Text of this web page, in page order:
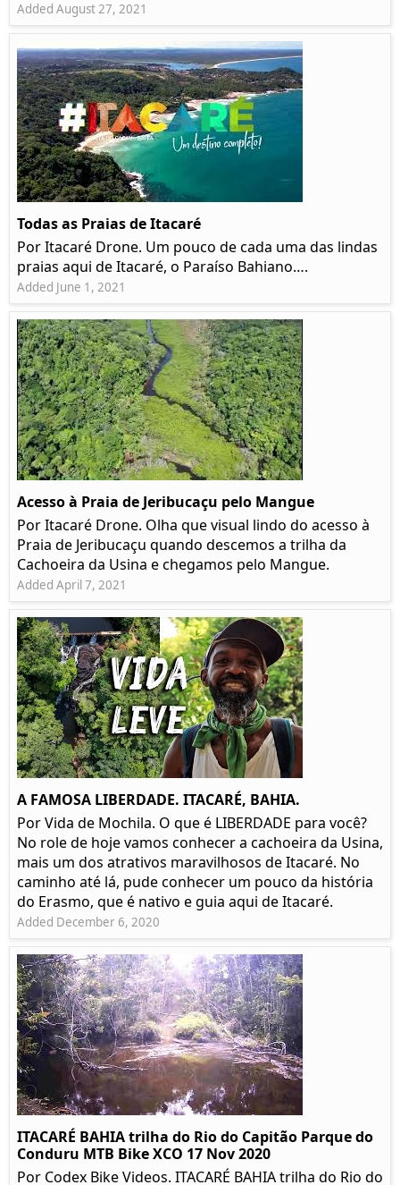
Added August 27, 2021
Todas as Praias de Itacaré
Por Itacaré Drone. Um pouco de cada uma das lindas
praias aqui de Itacaré, o Paraíso Bahiano….
Added June 1, 2021
Acesso à Praia de Jeribucaçu pelo Mangue
Por Itacaré Drone. Olha que visual lindo do acesso à
Praia de Jeribucaçu quando descemos a trilha da
Cachoeira da Usina e chegamos pelo Mangue.
Added April 7, 2021
A FAMOSA LIBERDADE. ITACARÉ, BAHIA.
Por Vida de Mochila. O que é LIBERDADE para você?
No role de hoje vamos conhecer a cachoeira da Usina,
mais um dos atrativos maravilhosos de Itacaré. No
caminho até lá, pude conhecer um pouco da história
do Erasmo, que é nativo e guia aqui de Itacaré.
Added December 6, 2020
ITACARÉ BAHIA trilha do Rio do Capitão Parque do
Conduru MTB Bike XCO 17 Nov 2020
Por Codex Bike Videos. ITACARÉ BAHIA trilha do Rio do